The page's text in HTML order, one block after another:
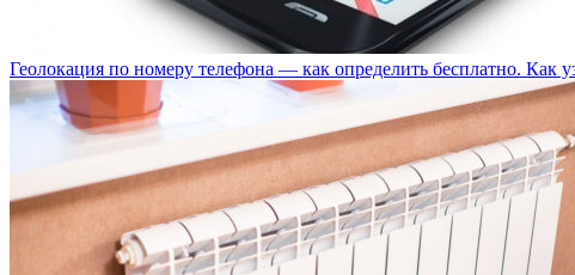
Геолокация по номеру телефона — как определить бесплатно. Как